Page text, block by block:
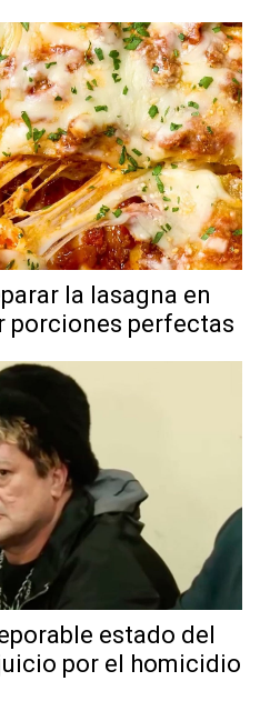
la lasagna en
porciones perfectas
estado del
por el homicidio